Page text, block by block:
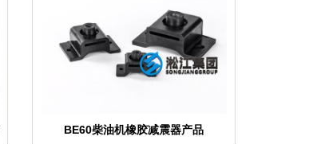
BE60柴油机橡胶减震器产品